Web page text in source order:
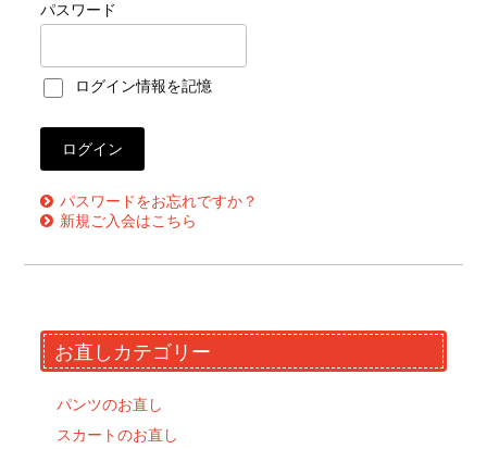
パスワード
ログイン情報を記憶
パスワードをお忘れですか？
新規ご入会はこちら
お直しカテゴリー
パンツのお直し
スカートのお直し